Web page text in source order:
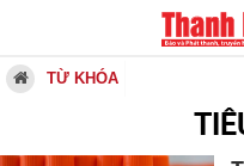
TỪ KHÓA